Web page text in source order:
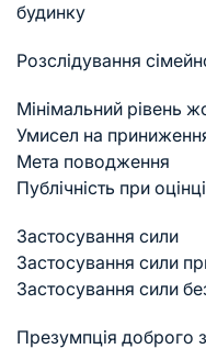
будинку
Розслідування
Мінімальний рівень
Умисел на
Мета поводження
Публічність при
Застосування сили
Застосування сили
Застосування сили
Презумпція доброго